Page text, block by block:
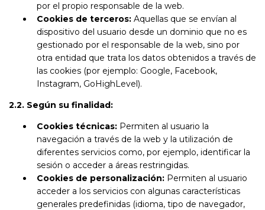
por el propio responsable de la web.
Cookies de terceros: Aquellas que se envían al
dispositivo del usuario desde un dominio que no es
gestionado por el responsable de la web, sino por
otra entidad que trata los datos obtenidos a través de
las cookies (por ejemplo: Google, Facebook,
Instagram, GoHighLevel).
2.2. Según su finalidad:
Cookies técnicas: Permiten al usuario la
navegación a través de la web y la utilización de
diferentes servicios como, por ejemplo, identificar la
sesión o acceder a áreas restringidas.
Cookies de personalización: Permiten al usuario
acceder a los servicios con algunas características
generales predefinidas (idioma, tipo de navegador,